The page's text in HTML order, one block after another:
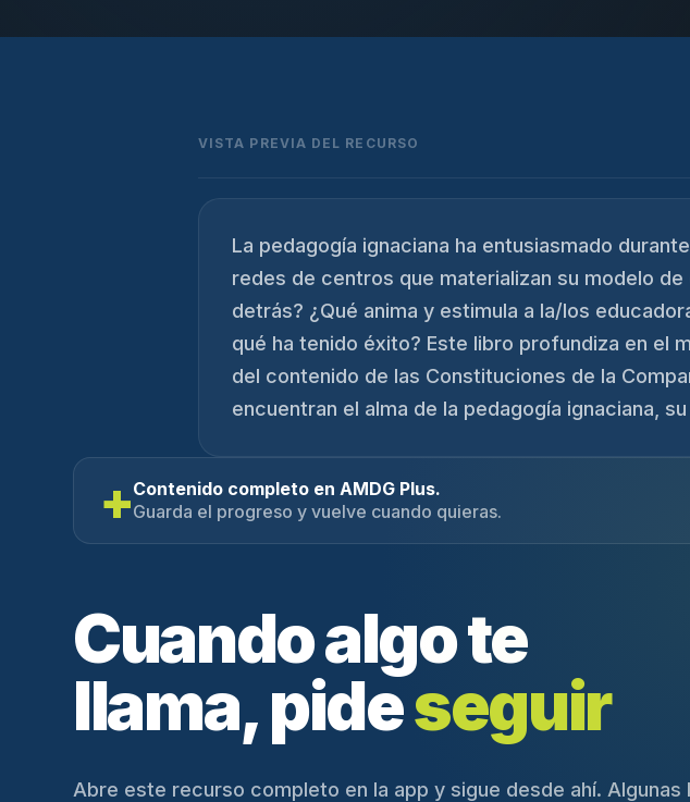
VISTA PREVIA DEL RECURSO
La pedagogía ignaciana ha entusiasmado
redes de centros que materializan su modelo
detrás? ¿Qué anima y estimula a la/los
qué ha tenido éxito? Este libro profundiza en el
del contenido de las Constituciones de la
encuentran el alma de la pedagogía ignaciana,
+Contenido completo en AMDG Plus.
Guarda el progreso y vuelve cuando quieras.
Cuando algo te
llama, pideseguir
Abre este recurso completo en la app y sigue desde ahí. Algunas